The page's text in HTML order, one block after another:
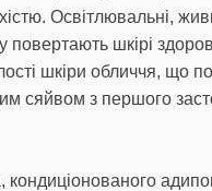
Освітлювальні,
повертають шкірі
шкіри обличчя, що
сяйвом з першого
кондиціонованого